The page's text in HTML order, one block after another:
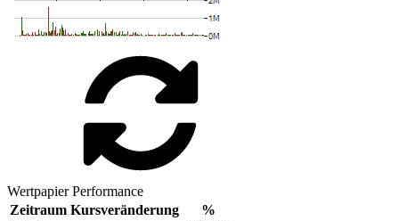
Wertpapier Performance
Zeitraum Kursveränderung
%